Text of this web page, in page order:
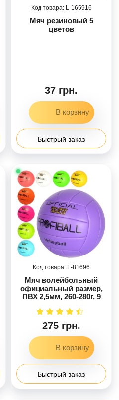
165916
Мяч резиновый 5
цветов
37 грн.
Быстрый заказ
81696
Мяч волейбольный
официальный размер,
ПВХ 2,5мм, 260-280г, 9
275 грн.
Быстрый заказ